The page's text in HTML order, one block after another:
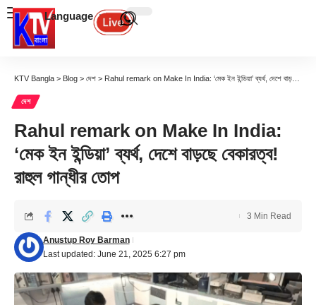
Language
KTV Bangla > Blog > দেশ > Rahul remark on Make In India: ‘মেক ইন ইন্ডিয়া’ ব্যর্থ, দেশে বাড়ছে বেকারত্ব! রাহুল গান্ধীর তোপ
দেশ
Rahul remark on Make In India:
‘মেক ইন ইন্ডিয়া’ ব্যর্থ, দেশে বাড়ছে বেকারত্ব!
রাহুল গান্ধীর তোপ
Last updated: June 21, 2025 6:27 pm
Anustup Roy Barman
3 Min Read